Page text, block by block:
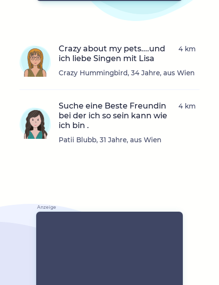
Crazy about my pets....und
ich liebe Singen mit Lisa
Crazy Hummingbird, 34 Jahre, aus Wien
4 km
Suche eine Beste Freundin
bei der ich so sein kann wie
ich bin .
Patii Blubb, 31 Jahre, aus Wien
4 km